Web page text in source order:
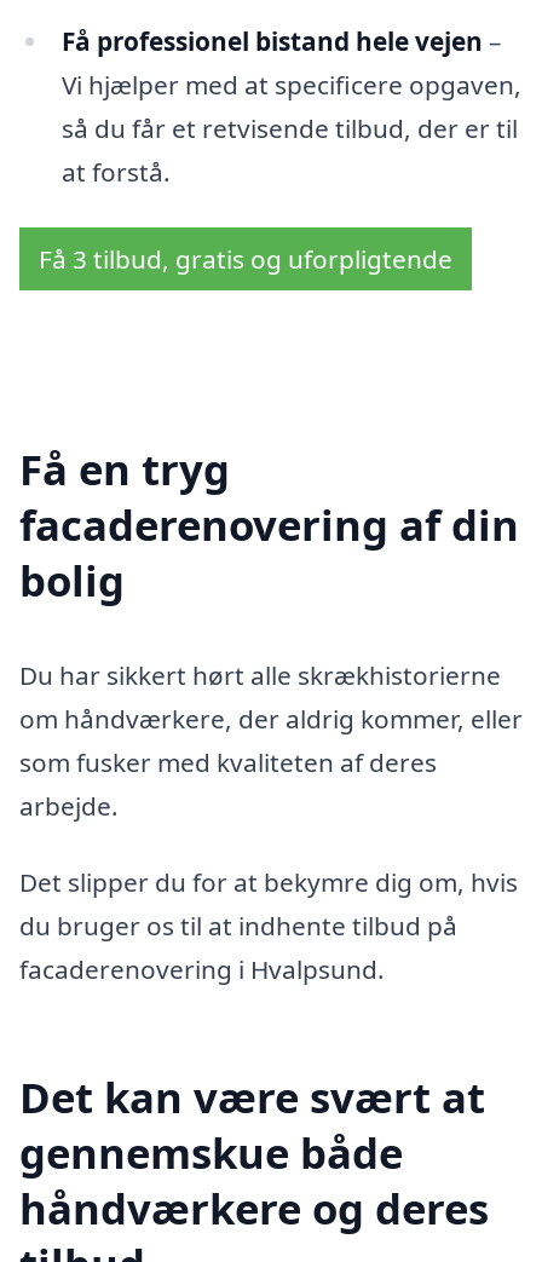
Få professionel bistand hele vejen –
Vi hjælper med at specificere opgaven,
så du får et retvisende tilbud, der er til
at forstå.
Få 3 tilbud, gratis og uforpligtende
Få en tryg
facaderenovering af din
bolig
Du har sikkert hørt alle skrækhistorierne
om håndværkere, der aldrig kommer, eller
som fusker med kvaliteten af deres
arbejde.
Det slipper du for at bekymre dig om, hvis
du bruger os til at indhente tilbud på
facaderenovering i Hvalpsund.
Det kan være svært at
gennemskue både
håndværkere og deres